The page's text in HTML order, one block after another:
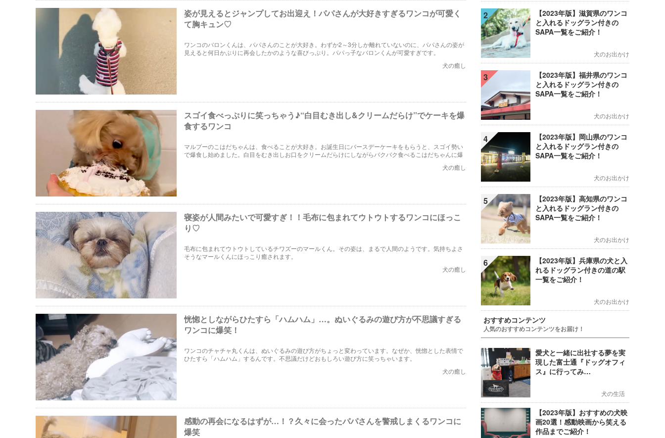
姿が見えるとジャンプしてお出迎え！パパさんが大好きすぎるワンコが可愛く
て胸キュン♡
ワンコのバロンくんは、パパさんのことが大好き。わずか2～3分しか離れていないのに、パパさんの姿が
見えると何日かぶりに再会したかのような喜びっぷり。パパっ子なバロンくんが可愛すぎです。
犬の癒し
スゴイ食べっぷりに笑っちゃう♪“白目むき出し&クリームだらけ”でケーキを爆
食するワンコ
マルプーのこはだちゃんは、食べることが大好き。お誕生日にバースデーケーキをもらうと、スゴイ勢い
で爆食し始めました。白目をむき出しお口をクリームだらけにしながらバクバク食べるこはだちゃんに爆
犬の癒し
寝姿が人間みたいで可愛すぎ！！毛布に包まれてウトウトするワンコにほっこ
り♡
毛布に包まれてウトウトしているチワズーのマールくん。その姿は、まるで人間のようです。気持ちよさ
そうなマールくんにほっこり癒されます。
犬の癒し
恍惚としながらひたすら「ハムハム」…。ぬいぐるみの遊び方が不思議すぎる
ワンコに爆笑！
ワンコのチャチャ丸くんは、ぬいぐるみの遊び方がちょっと変わっています。なぜか、恍惚とした表情で
ひたすら「ハムハム」するんです。不思議だけどおもしろい遊び方に笑っちゃいます。
犬の癒し
感動の再会になるはずが…！？久々に会ったパパさんを警戒しまくるワンコに
爆笑
2
【2023年版】滋賀県のワンコ
と入れるドッグラン付きの
SAPA一覧をご紹介！
犬のお出かけ
3
【2023年版】福井県のワンコ
と入れるドッグラン付きの
SAPA一覧をご紹介！
犬のお出かけ
4
【2023年版】岡山県のワンコ
と入れるドッグラン付きの
SAPA一覧をご紹介！
犬のお出かけ
5
【2023年版】高知県のワンコ
と入れるドッグラン付きの
SAPA一覧をご紹介！
犬のお出かけ
6
【2023年版】兵庫県の犬と入
れるドッグラン付きの道の駅
一覧をご紹介！
犬のお出かけ
おすすめコンテンツ
人気のおすすめコンテンツをお届け！
愛犬と一緒に出社する夢を実
現した富士通『ドッグオフィ
ス』に行ってみ…
犬の生活
【2023年版】おすすめの犬映
画20選！感動映画から笑える
作品までご紹介！